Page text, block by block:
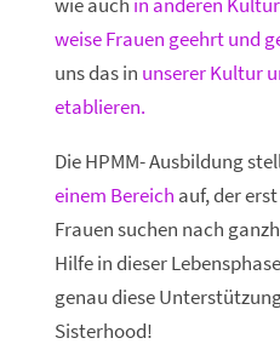
weise Frauen geehrt und
uns das in unserer Kultur
etablieren.
Die HPMM- Ausbildung
einem Bereich auf, der
Frauen suchen nach
Hilfe in dieser
genau diese
Sisterhood!